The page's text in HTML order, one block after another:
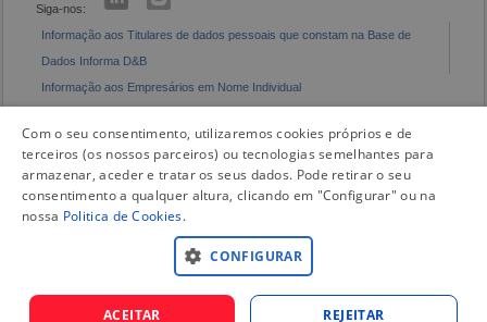
Siga-nos:
Informação aos Titulares de dados pessoais que constam na Base de
Dados Informa D&B
Informação aos Empresários em Nome Individual
Com o seu consentimento, utilizaremos cookies próprios e de
terceiros (os nossos parceiros) ou tecnologias semelhantes para
armazenar, aceder e tratar os seus dados. Pode retirar o seu
consentimento a qualquer altura, clicando em "Configurar" ou na
nossa Politica de Cookies.
CONFIGURAR
ACEITAR REJEITAR